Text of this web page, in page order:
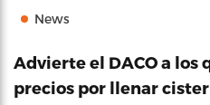
News
Advierte el DACO a los
precios por llenar